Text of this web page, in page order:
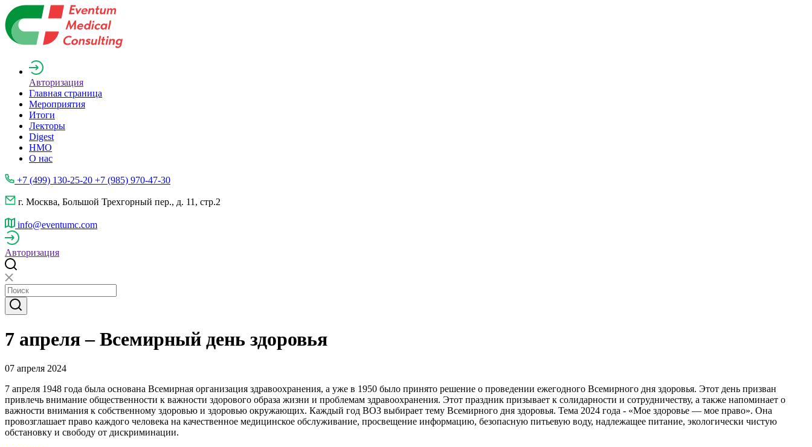
Авторизация
Главная страница
Мероприятия
Итоги
Лекторы
Digest
НМО
О нас
+7 (499) 130-25-20 +7 (985) 970-47-30
г. Москва, Большой Трехгорный пер., д. 11, стр.2
info@eventumc.com
Авторизация
7 апреля – Всемирный день здоровья
07 апреля 2024
7 апреля 1948 года была основана Всемирная организация здравоохранения, а уже в 1950 было принято решение о проведении ежегодного Всемирного дня здоровья. Этот день призван
привлечь внимание общественности к важности здорового образа жизни и проблемам здравоохранения. Этот праздник призывает к солидарности и сотрудничеству, а также напоминает о
важности внимания к собственному здоровью и здоровью окружающих. Каждый год ВОЗ выбирает тему Всемирного дня здоровья. Тема 2024 года - «Мое здоровье — мое право». Она
провозглашает право каждого человека на качественное медицинское обслуживание, просвещение информацию, безопасную питьевую воду, надлежащее питание, экологически чистую
обстановку и свободу от дискриминации.